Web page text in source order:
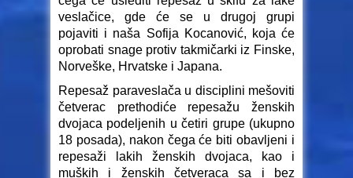
veslačice, gde će se u drugoj grupi
pojaviti i naša Sofija Kocanović, koja će
oprobati snage protiv takmičarki iz Finske,
Norveške, Hrvatske i Japana.
Repesaž paraveslača u disciplini mešoviti
četverac prethodiće repesažu ženskih
dvojaca podeljenih u četiri grupe (ukupno
18 posada), nakon čega će biti obavljeni i
repesaži lakih ženskih dvojaca, kao i
muških i ženskih četveraca sa i bez